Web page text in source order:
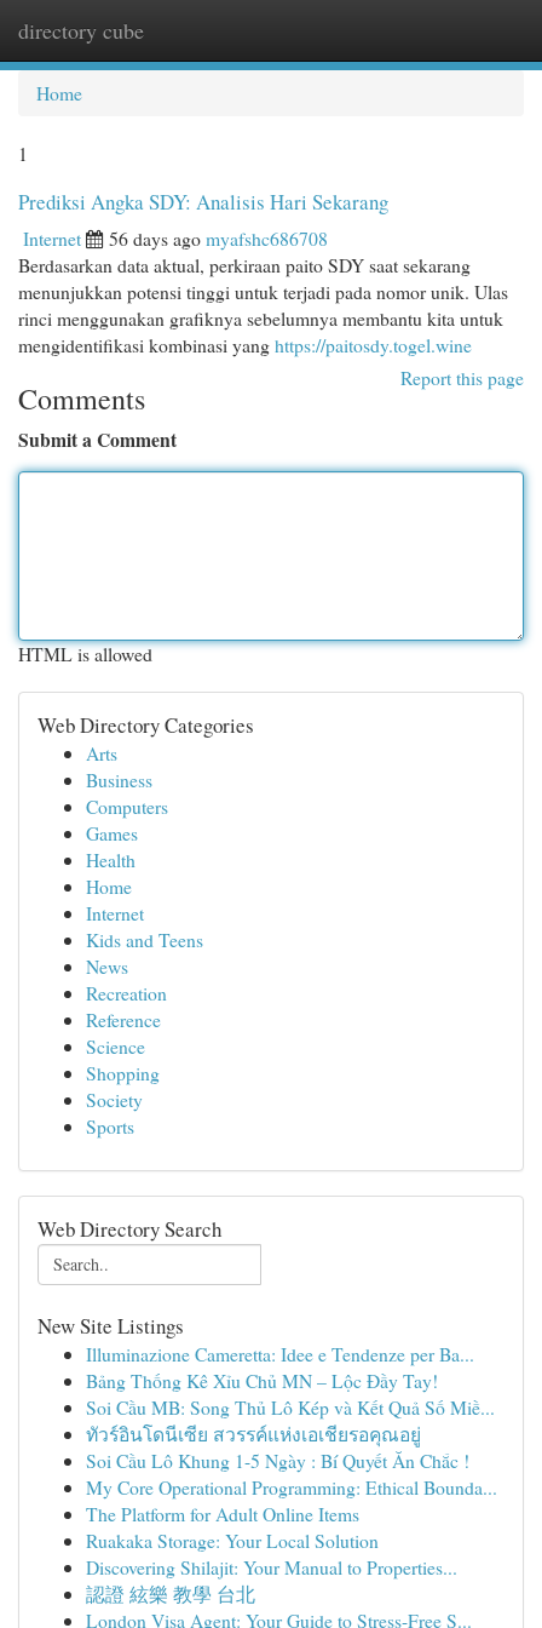
directory cube
Home
1
Prediksi Angka SDY: Analisis Hari Sekarang
Internet 56 days agomyafshc686708
Berdasarkan data aktual, perkiraan paito SDY saat sekarang
menunjukkan potensi tinggi untuk terjadi pada nomor unik. Ulas
rinci menggunakan grafiknya sebelumnya membantu kita untuk
mengidentifikasi kombinasi yanghttps://paitosdy.togel.wine
Report this page
Comments
Submit a Comment
HTML is allowed
Web Directory Categories
Arts
Business
Computers
Games
Health
Home
Internet
Kids and Teens
News
Recreation
Reference
Science
Shopping
Society
Sports
Web Directory Search
New Site Listings
Illuminazione Cameretta: Idee e Tendenze per Ba...
Bảng Thống Kê Xỉu Chủ MN – Lộc Đầy Tay!
Soi Cầu MB: Song Thủ Lô Kép và Kết Quả Số Miề...
ทัวร์อินโดนีเซีย สวรรค์แห่งเอเชียรอคุณอยู่
Soi Cầu Lô Khung 1-5 Ngày : Bí Quyết Ăn Chắc !
My Core Operational Programming: Ethical Bounda...
The Platform for Adult Online Items
Ruakaka Storage: Your Local Solution
Discovering Shilajit: Your Manual to Properties...
認證 絃樂 教學 台北
London Visa Agent: Your Guide to Stress-Free S...